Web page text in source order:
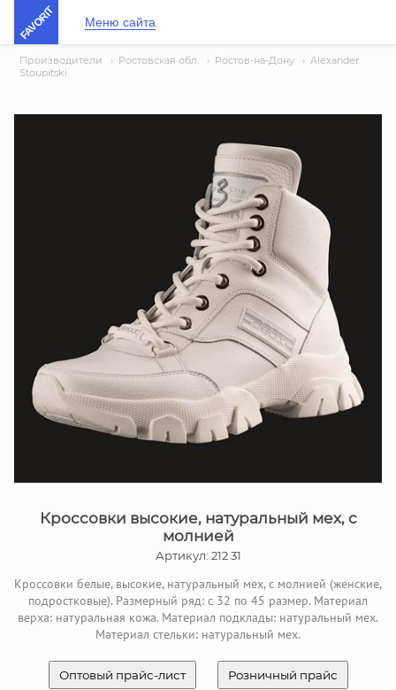
FAVORIT Меню сайта
Производители › Ростовская обл. › Ростов-на-Дону › Alexander
Stoupitski
Кроссовки высокие, натуральный мех, с
молнией
Артикул: 212 31
Кроссовки белые, высокие, натуральный мех, с молнией (женские,
подростковые). Размерный ряд: с 32 по 45 размер. Материал
верха: натуральная кожа. Материал подклады: натуральный мех.
Материал стельки: натуральный мех.
Оптовый прайс-лист Розничный прайс